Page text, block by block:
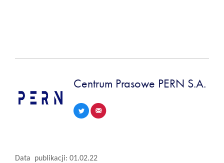
Centrum Prasowe PERN S.A.
Data publikacji: 01.02.22